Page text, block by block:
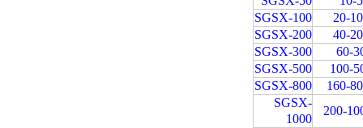
SGSX-100
20-
SGSX-200
40-
SGSX-300
60-
SGSX-500
100-
SGSX-800
160-
SGSX-
1000
200-